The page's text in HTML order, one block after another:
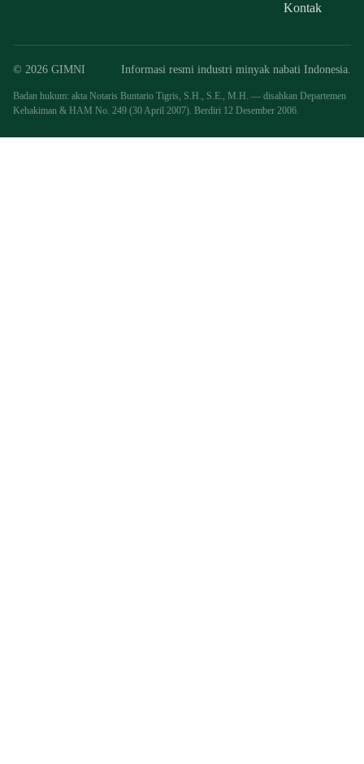
Kontak
© 2026 GIMNI Informasi resmi industri minyak nabati Indonesia.
Badan hukum: akta Notaris Buntario Tigris, S.H., S.E., M.H. — disahkan Departemen
Kehakiman & HAM No. 249 (30 April 2007). Berdiri 12 Desember 2006.